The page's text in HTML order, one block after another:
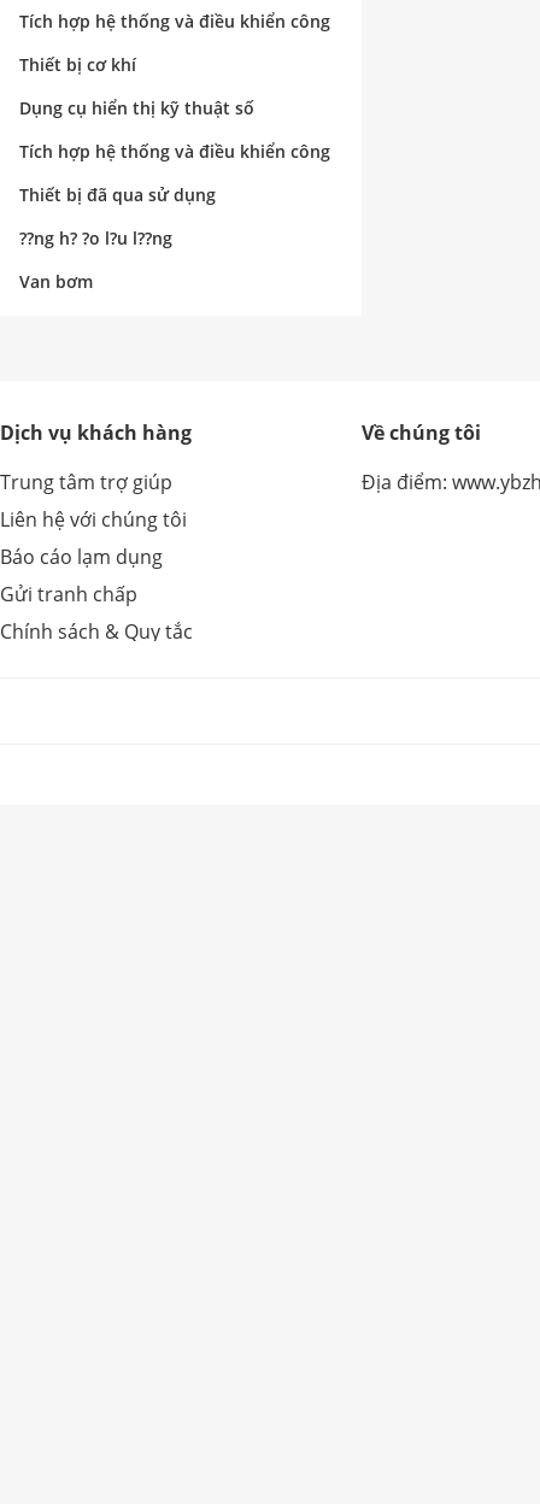
Tích hợp hệ thống và điều khiển công
nghiệp
Thiết bị cơ khí
Dụng cụ hiển thị kỹ thuật số
Tích hợp hệ thống và điều khiển công
nghiệp
Thiết bị đã qua sử dụng
??ng h? ?o l?u l??ng
Van bơm
Dịch vụ khách hàng
Trung tâm trợ giúp
Liên hệ với chúng tôi
Báo cáo lạm dụng
Gửi tranh chấp
Chính sách & Quy tắc
Về chúng tôi
Địa điểm: